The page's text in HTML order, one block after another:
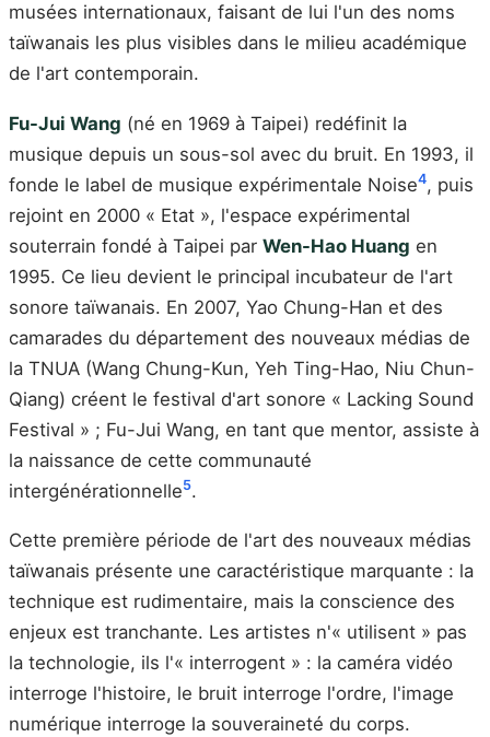
musées internationaux, faisant de lui l'un des noms
taïwanais les plus visibles dans le milieu académique
de l'art contemporain.
Fu-Jui Wang (né en 1969 à Taipei) redéfinit la
musique depuis un sous-sol avec du bruit. En 1993, il
fonde le label de musique expérimentale Noise4, puis
rejoint en 2000 « Etat », l'espace expérimental
souterrain fondé à Taipei par Wen-Hao Huang en
1995. Ce lieu devient le principal incubateur de l'art
sonore taïwanais. En 2007, Yao Chung-Han et des
camarades du département des nouveaux médias de
la TNUA (Wang Chung-Kun, Yeh Ting-Hao, Niu Chun-
Qiang) créent le festival d'art sonore « Lacking Sound
Festival » ; Fu-Jui Wang, en tant que mentor, assiste à
la naissance de cette communauté
intergénérationnelle5.
Cette première période de l'art des nouveaux médias
taïwanais présente une caractéristique marquante : la
technique est rudimentaire, mais la conscience des
enjeux est tranchante. Les artistes n'« utilisent » pas
la technologie, ils l'« interrogent » : la caméra vidéo
interroge l'histoire, le bruit interroge l'ordre, l'image
numérique interroge la souveraineté du corps.